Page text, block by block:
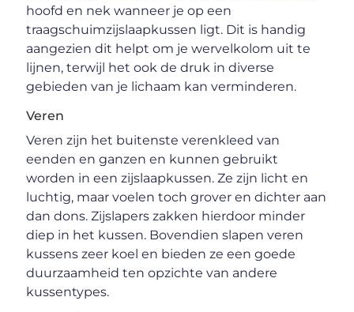
hoofd en nek wanneer je op een
traagschuimzijslaapkussen ligt. Dit is handig
aangezien dit helpt om je wervelkolom uit te
lijnen, terwijl het ook de druk in diverse
gebieden van je lichaam kan verminderen.
Veren
Veren zijn het buitenste verenkleed van
eenden en ganzen en kunnen gebruikt
worden in een zijslaapkussen. Ze zijn licht en
luchtig, maar voelen toch grover en dichter aan
dan dons. Zijslapers zakken hierdoor minder
diep in het kussen. Bovendien slapen veren
kussens zeer koel en bieden ze een goede
duurzaamheid ten opzichte van andere
kussentypes.